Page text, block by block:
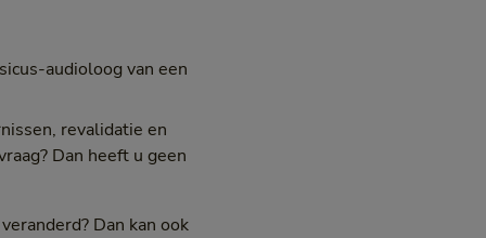
audioloog van een
revalidatie en
Dan heeft u geen
Dan kan ook